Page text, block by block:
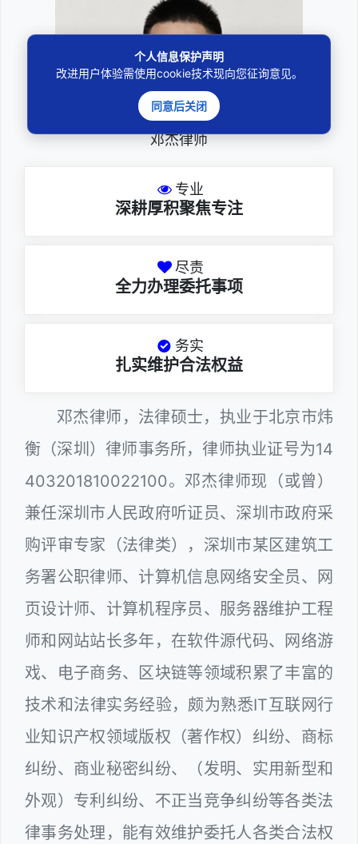
邓杰律师
专业
深耕厚积聚焦专注
尽责
全力办理委托事项
务实
扎实维护合法权益
邓杰律师，法律硕士，执业于北京市炜
衡（深圳）律师事务所，律师执业证号为14
403201810022100。邓杰律师现（或曾）
兼任深圳市人民政府听证员、深圳市政府采
购评审专家（法律类），深圳市某区建筑工
务署公职律师、计算机信息网络安全员、网
页设计师、计算机程序员、服务器维护工程
师和网站站长多年，在软件源代码、网络游
戏、电子商务、区块链等领域积累了丰富的
技术和法律实务经验，颇为熟悉IT互联网行
业知识产权领域版权（著作权）纠纷、商标
纠纷、商业秘密纠纷、（发明、实用新型和
外观）专利纠纷、不正当竞争纠纷等各类法
律事务处理，能有效维护委托人各类合法权
个人信息保护声明
改进用户体验需使用cookie技术现向您征询意见。
同意后关闭